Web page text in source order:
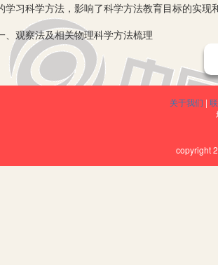
学习科学方法，影响了科学方法教育目标的实现
观察法及相关物理科学方法梳理
察方法的分类。
是在研究者不对客观事物施加任何影响的条件
师的指导下，重点关注与实验目的有关的事物
选择特定的比较标准，与标准进行对比。第三
关于我们 |
copyright